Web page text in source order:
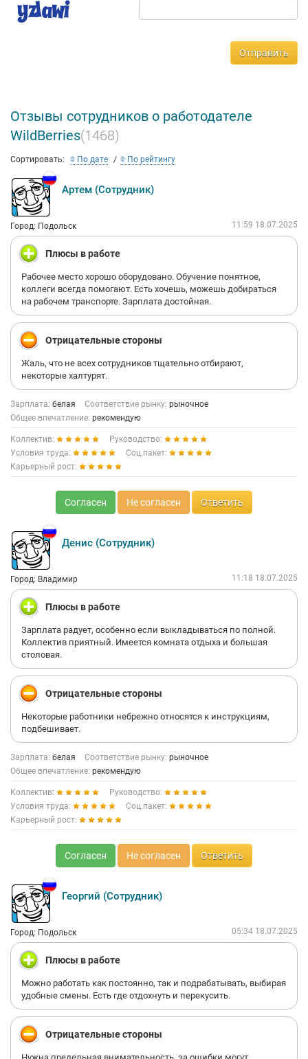
Отправить
Отзывы сотрудников о работодателе
WildBerries(1468)
Сортировать: По дате По рейтингу
Артем (Сотрудник)
Город: Подольск 11:59 18.07.2025
Плюсы в работе
Рабочее место хорошо оборудовано. Обучение понятное,
коллеги всегда помогают. Есть хочешь, можешь добираться
на рабочем транспорте. Зарплата достойная.
Отрицательные стороны
Жаль, что не всех сотрудников тщательно отбирают,
некоторые халтурят.
Зарплата: белая Соответствие рынку: рыночное
Общее впечатление: рекомендую
Коллектив:
Руководство:
Условия труда:
Соц.пакет:
Карьерный рост:
Согласен Не согласен Ответить
Денис (Сотрудник)
Город: Владимир 11:18 18.07.2025
Плюсы в работе
Зарплата радует, особенно если выкладываться по полной.
Коллектив приятный. Имеется комната отдыха и большая
столовая.
Отрицательные стороны
Некоторые работники небрежно относятся к инструкциям,
подбешивает.
Зарплата: белая Соответствие рынку: рыночное
Общее впечатление: рекомендую
Коллектив:
Руководство:
Условия труда:
Соц.пакет:
Карьерный рост:
Согласен Не согласен Ответить
Георгий (Сотрудник)
Город: Подольск 05:34 18.07.2025
Плюсы в работе
Можно работать как постоянно, так и подрабатывать, выбирая
удобные смены. Есть где отдохнуть и перекусить.
Отрицательные стороны